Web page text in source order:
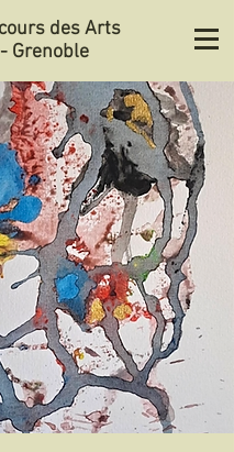
des Arts
- Grenoble